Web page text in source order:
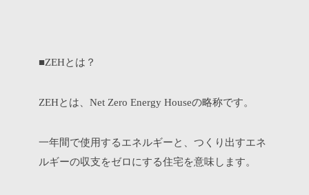
■ZEHとは？
ZEHとは、 Net Zero Energy Houseの略称です。
一年間で使用するエネルギーと、つくり出すエネ
ルギーの収支をゼロにする住宅を意味します。